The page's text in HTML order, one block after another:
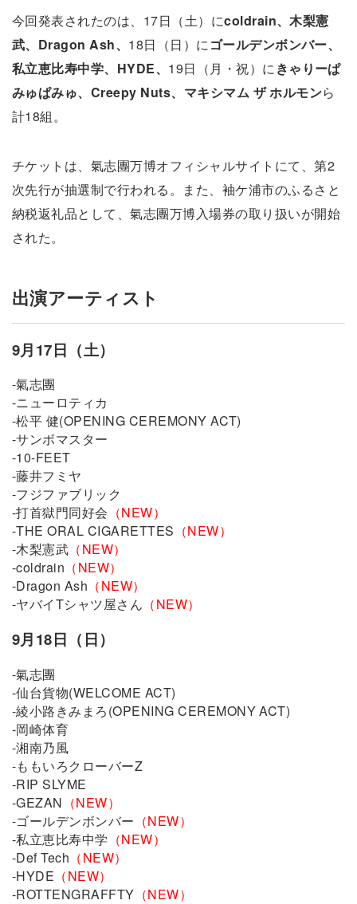
今回発表されたのは、17日（土）にcoldrain、木梨憲
武、Dragon Ash、 18日（日）にゴールデンボンバー、
私立恵比寿中学、HYDE、 19日（月・祝）にきゃりーぱ
みゅぱみゅ、Creepy Nuts、マキシマム ザ ホルモンら
計18組。
チケットは、氣志團万博オフィシャルサイトにて、第2
次先行が抽選制で行われる。また、袖ケ浦市のふるさと
納税返礼品として、氣志團万博入場券の取り扱いが開始
された。
出演アーティスト
9月17日（土）
-氣志團
-ニューロティカ
-松平 健(OPENING CEREMONY ACT)
-サンボマスター
-10-FEET
-藤井フミヤ
-フジファブリック
-打首獄門同好会 （NEW）
-THE ORAL CIGARETTES （NEW）
-木梨憲武 （NEW）
-coldrain （NEW）
-Dragon Ash （NEW）
-ヤバイTシャツ屋さん （NEW）
9月18日（日）
-氣志團
-仙台貨物(WELCOME ACT)
-綾小路きみまろ(OPENING CEREMONY ACT)
-岡崎体育
-湘南乃風
-ももいろクローバーZ
-RIP SLYME
-GEZAN （NEW）
-ゴールデンボンバー （NEW）
-私立恵比寿中学 （NEW）
-Def Tech （NEW）
-HYDE （NEW）
-ROTTENGRAFFTY （NEW）